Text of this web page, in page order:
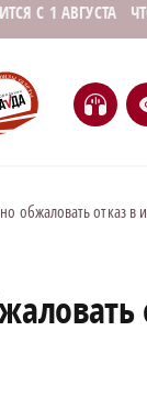
С 1 АВГУСТА
H
обжаловать отказ в